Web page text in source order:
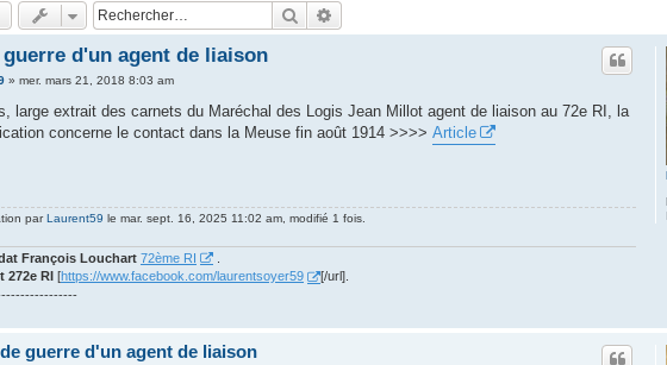
Rechercher
d'un agent de liaison
» mer. mars 21, 2018 8:03 am
large extrait des carnets du Maréchal des Logis Jean Millot agent de liaison au 72e RI, la
concerne le contact dans la Meuse fin août 1914 >>>> Article
parLaurent59 le mar. sept. 16, 2025 11:02 am, modifié 1 fois.
François Louchart 72ème RI
272e RI [https://www.facebook.com/laurentsoyer59
[/url].
guerre d'un agent de liaison